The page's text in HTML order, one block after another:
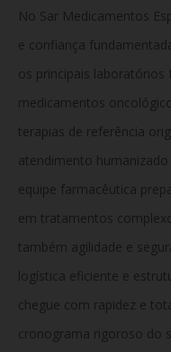
No Sar Medicamentos
e confiança
os principais
medicamentos
terapias de referência
atendimento
equipe farmacêutica
em tratamentos
também agilidade e
logística eficiente e
chegue com rapidez e
cronograma rigoroso do